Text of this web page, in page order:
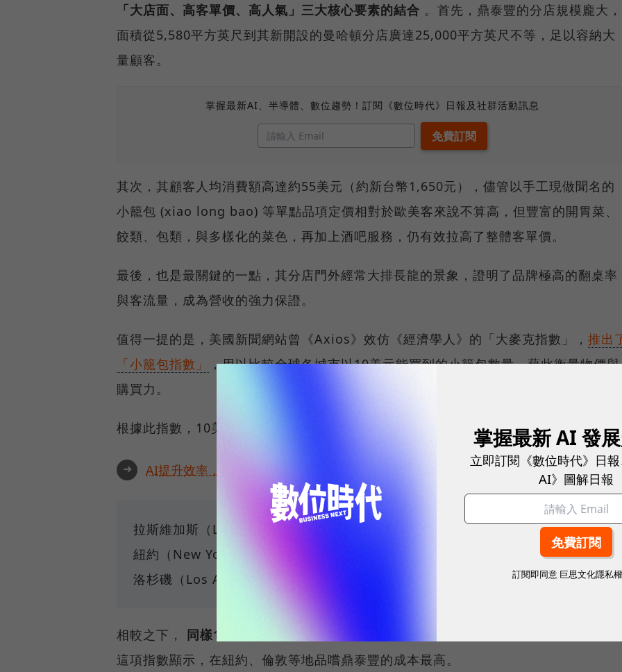
「大店面、高客單價、高人氣」三大核心要素的結合 。首先，鼎泰豐的分店規模龐大，
面積從5,580平方英尺到其新開設的曼哈頓分店廣達25,000平方英尺不等，足以容納大
量顧客。
掌握最新AI、半導體、數位趨勢！訂閱《數位時代》日報及社群活動訊息
其次，其顧客人均消費額高達約55美元（約新台幣1,650元），儘管以手工現做聞名的
小籠包 (xiao long bao) 等單點品項定價相對於歐美客來說不算高，但豐富的開胃菜、
餃類、包類，與多樣化的菜色，再加上酒吧服務，仍有效拉高了整體客單價。
最後，也是最關鍵的一點，其分店門外經常大排長龍的景象，證明了品牌極高的翻桌率
與客流量，成為營收的強力保證。
值得一提的是，美國新聞網站曾《Axios》效仿《經濟學人》的「大麥克指數」， 推出
「小籠包指數」
，用以比較全球各城市以10美元能買到的小籠包數量，藉此衡量物價與
購買力。
根據此指數，10美元在美國不同城市可購買的小籠包數量如下：
➜ AI提升效率，永續決定未來！全球永續指標企業認證☀️100 MVP等你角逐雙獎榮譽
拉斯維加斯（Las Vegas）：4.4顆
紐約（New York）：5.4顆
洛杉磯（Los Angeles）：5.7
相較之下， 同樣10美元在台北可買到15.7顆，而在馬來西亞吉隆坡則可買到16.6顆。
這項指數顯示，在紐約、倫敦等地品嚐鼎泰豐的成本最高。
掌握最新 AI 發
立即訂閱《數位時代》日
AI》圖解日報
訂閱即同意 巨思文化隱私